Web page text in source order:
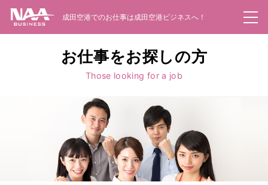
成田空港でのお仕事は成田空港ビジネスへ！
派遣のしくみ
職業紹介のしくみ
お仕事をお探しの方
企業のご担当者様
お仕事をお探しの方
Those looking for a job